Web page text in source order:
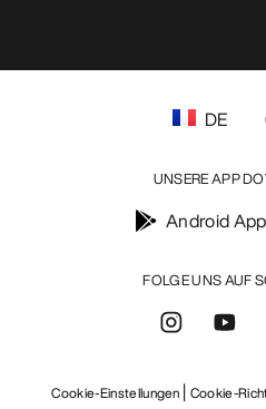
FOLGE UNS AUF
DE
UNSERE APP
Android App
Cookie-Einstellungen Cookie-